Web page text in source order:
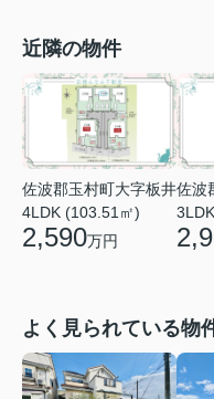
近隣の物件
佐波郡玉村町大字板井
4LDK (103.51㎡)
2,590万円
佐波
よく見られている物